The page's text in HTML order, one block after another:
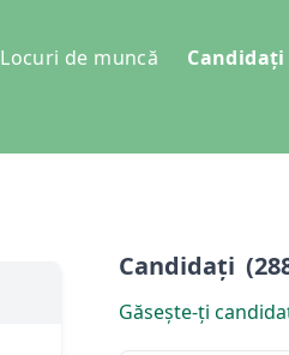
Locuri de muncă Candidați
Candidați
Găsește-ți